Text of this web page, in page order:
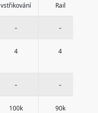
vstřikování
Rail
- -
4 4
- -
100k 90k